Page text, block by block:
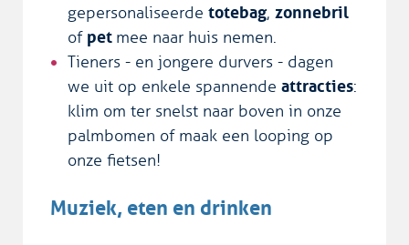
gepersonaliseerde totebag, zonnebril
of pet mee naar huis nemen.
Tieners - en jongere durvers - dagen
we uit op enkele spannende attracties:
klim om ter snelst naar boven in onze
palmbomen of maak een looping op
onze fietsen!
Muziek, eten en drinken